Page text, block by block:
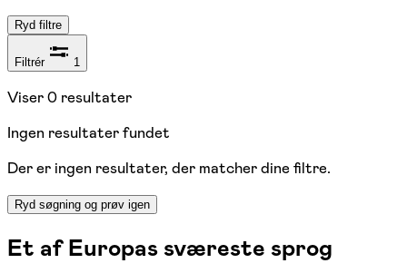
Ryd filtre
Filtrér 1
Viser0 resultater
Ingen resultater fundet
Der er ingen resultater, der matcher dine filtre.
Ryd søgning og prøv igen
Et af Europas sværeste sprog